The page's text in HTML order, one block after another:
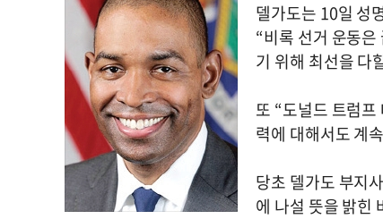
델가도는 10일 성
“비록 선거 운동
기 위해 최선을 다
또 “도널드 트럼
력에 대해서도 계
당초 델가도 부지
에 나설 뜻을 밝힌